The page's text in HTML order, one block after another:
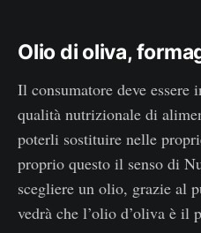
Olio di oliva,
Il consumatore deve
qualità nutrizionale di
poterli sostituire nelle
proprio questo il senso di
scegliere un olio, grazie al
vedrà che l’olio d’oliva è il